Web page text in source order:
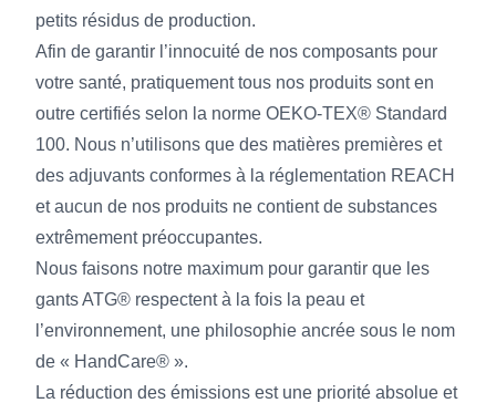
petits résidus de production.
Afin de garantir l’innocuité de nos composants pour
votre santé, pratiquement tous nos produits sont en
outre certifiés selon la norme OEKO-TEX® Standard
100. Nous n’utilisons que des matières premières et
des adjuvants conformes à la réglementation REACH
et aucun de nos produits ne contient de substances
extrêmement préoccupantes.
Nous faisons notre maximum pour garantir que les
gants ATG® respectent à la fois la peau et
l’environnement, une philosophie ancrée sous le nom
de « HandCare® ».
La réduction des émissions est une priorité absolue et